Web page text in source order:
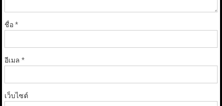
ชื่อ*
อีเมล *
เว็บไซต์